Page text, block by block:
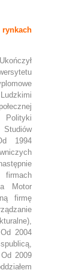
Studiów
1994
firmach
Motor
firmę
2004
Od 2009